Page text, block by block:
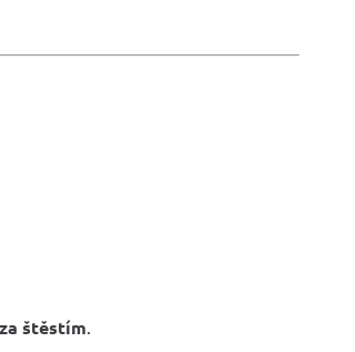
štěstím.